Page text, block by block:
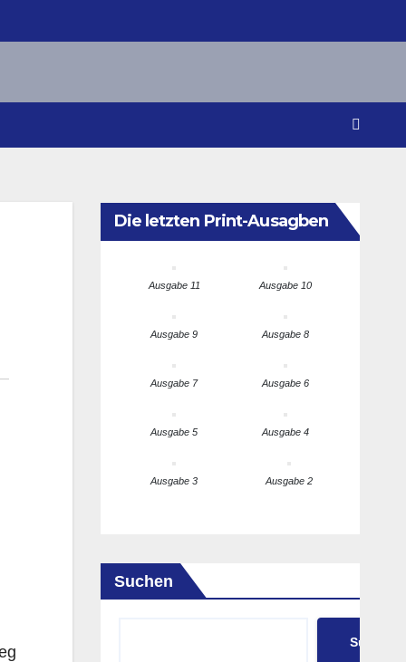
Die letzten Print-Ausagben
Ausgabe 11 Ausgabe 10
Ausgabe 9 Ausgabe 8
Ausgabe 7 Ausgabe 6
Ausgabe 5 Ausgabe 4
Ausgabe 3 Ausgabe 2
Suchen
Suchen